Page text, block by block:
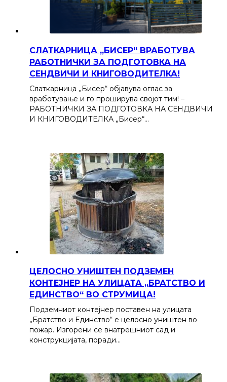
СЛАТКАРНИЦА „БИСЕР“ ВРАБОТУВА
РАБОТНИЧКИ ЗА ПОДГОТОВКА НА
СЕНДВИЧИ И КНИГОВОДИТЕЛКА!
Слаткарница „Бисер“ објавува оглас за
вработување и го проширува својот тим! –
РАБОТНИЧКИ ЗА ПОДГОТОВКА НА СЕНДВИЧИ
И КНИГОВОДИТЕЛКА „Бисер“…
ЦЕЛОСНО УНИШТЕН ПОДЗЕМЕН
КОНТЕЈНЕР НА УЛИЦАТА „БРАТСТВО И
ЕДИНСТВО“ ВО СТРУМИЦА!
Подземниот контејнер поставен на улицата
„Братство и Единство“ е целосно уништен во
пожар. Изгорени се внатрешниот сад и
конструкцијата, поради…